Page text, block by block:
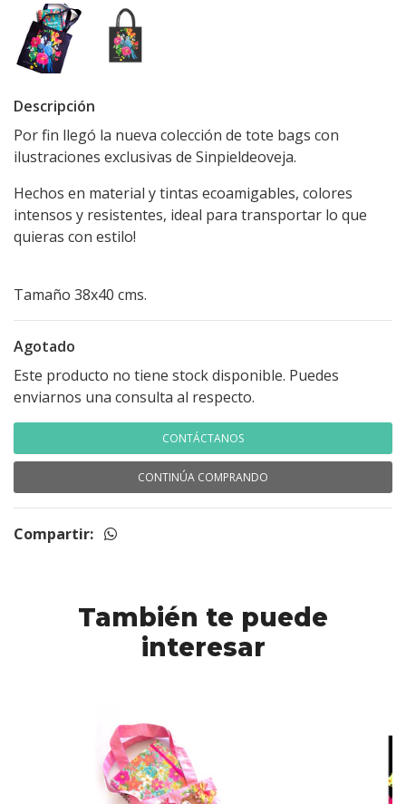
Descripción
Por fin llegó la nueva colección de tote bags con
ilustraciones exclusivas de Sinpieldeoveja.
Hechos en material y tintas ecoamigables, colores
intensos y resistentes, ideal para transportar lo que
quieras con estilo!
Tamaño 38x40 cms.
Agotado
Este producto no tiene stock disponible. Puedes
enviarnos una consulta al respecto.
CONTÁCTANOS
CONTINÚA COMPRANDO
Compartir:
También te puede
interesar